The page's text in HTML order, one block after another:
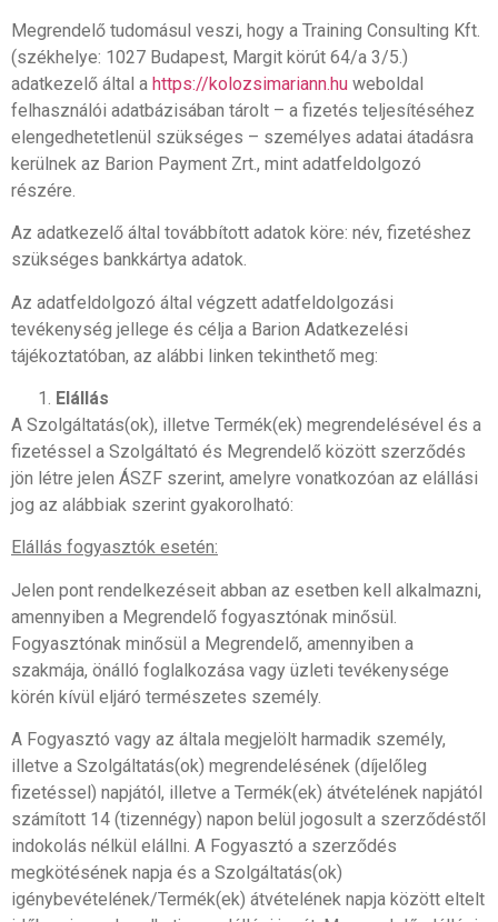
Megrendelő tudomásul veszi, hogy a Training Consulting Kft.
(székhelye: 1027 Budapest, Margit körút 64/a 3/5.)
adatkezelő által a https://kolozsimariann.hu weboldal
felhasználói adatbázisában tárolt – a fizetés teljesítéséhez
elengedhetetlenül szükséges – személyes adatai átadásra
kerülnek az Barion Payment Zrt., mint adatfeldolgozó
részére.
Az adatkezelő által továbbított adatok köre: név, fizetéshez
szükséges bankkártya adatok.
Az adatfeldolgozó által végzett adatfeldolgozási
tevékenység jellege és célja a Barion Adatkezelési
tájékoztatóban, az alábbi linken tekinthető meg:
Elállás
A Szolgáltatás(ok), illetve Termék(ek) megrendelésével és a
fizetéssel a Szolgáltató és Megrendelő között szerződés
jön létre jelen ÁSZF szerint, amelyre vonatkozóan az elállási
jog az alábbiak szerint gyakorolható:
Elállás fogyasztók esetén:
Jelen pont rendelkezéseit abban az esetben kell alkalmazni,
amennyiben a Megrendelő fogyasztónak minősül.
Fogyasztónak minősül a Megrendelő, amennyiben a
szakmája, önálló foglalkozása vagy üzleti tevékenysége
körén kívül eljáró természetes személy.
A Fogyasztó vagy az általa megjelölt harmadik személy,
illetve a Szolgáltatás(ok) megrendelésének (díjelőleg
fizetéssel) napjától, illetve a Termék(ek) átvételének napjától
számított 14 (tizennégy) napon belül jogosult a szerződéstől
indokolás nélkül elállni. A Fogyasztó a szerződés
megkötésének napja és a Szolgáltatás(ok)
igénybevételének/Termék(ek) átvételének napja között eltelt